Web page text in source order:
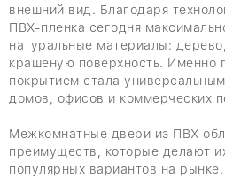
внешний вид. Благодаря
ПВХ-пленка сегодня
натуральные материалы:
крашеную поверхность. Именно
покрытием стала
домов, офисов и коммерческих
Межкомнатные двери из ПВХ
преимуществ, которые делают
популярных вариантов на